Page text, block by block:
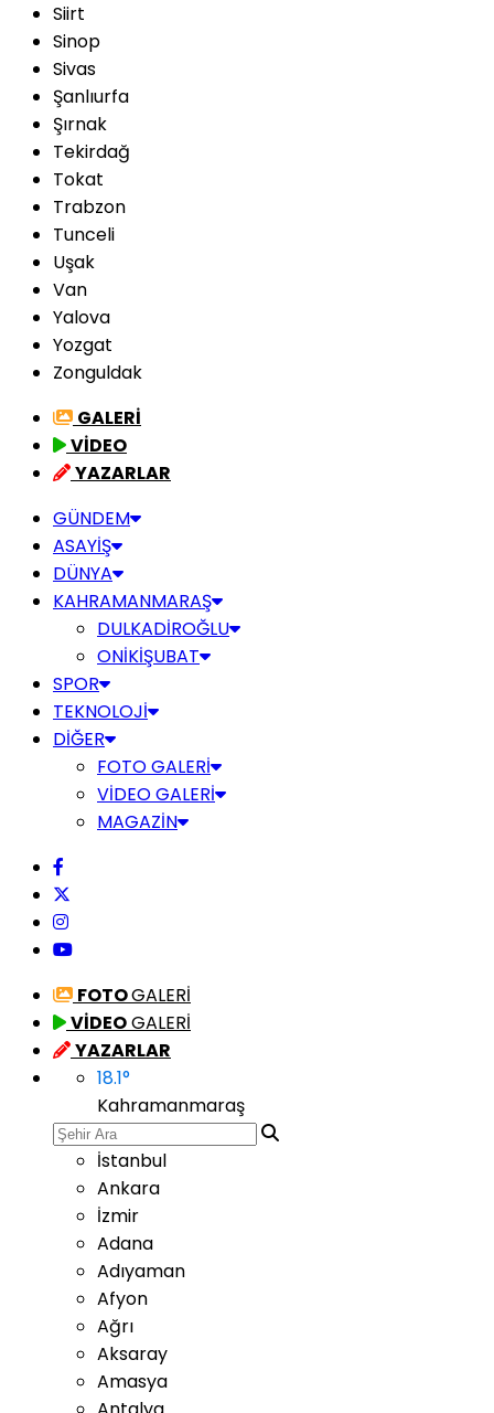
Siirt
Sinop
Sivas
Şanlıurfa
Şırnak
Tekirdağ
Tokat
Trabzon
Tunceli
Uşak
Van
Yalova
Yozgat
Zonguldak
GALERİ
VİDEO
YAZARLAR
GÜNDEM
ASAYİŞ
DÜNYA
KAHRAMANMARAŞ
DULKADİROĞLU
ONİKİŞUBAT
SPOR
TEKNOLOJİ
DİĞER
FOTO GALERİ
VİDEO GALERİ
MAGAZİN
FOTOGALERİ
VİDEOGALERİ
YAZARLAR
18.1°
Kahramanmaraş
İstanbul
Ankara
İzmir
Adana
Adıyaman
Afyon
Ağrı
Aksaray
Amasya